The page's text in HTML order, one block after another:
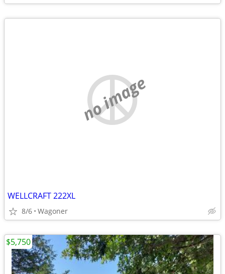
no image
WELLCRAFT 222XL
8/6 Wagoner
$5,750